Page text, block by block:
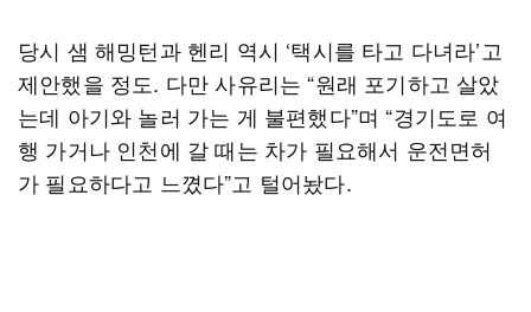
당시 샘 해밍턴과 헨리 역시 ‘택시를 타고 다녀라’고
제안했을 정도. 다만 사유리는 “원래 포기하고 살았
는데 아기와 놀러 가는 게 불편했다”며 “경기도로 여
행 가거나 인천에 갈 때는 차가 필요해서 운전면허
가 필요하다고 느꼈다”고 털어놨다.